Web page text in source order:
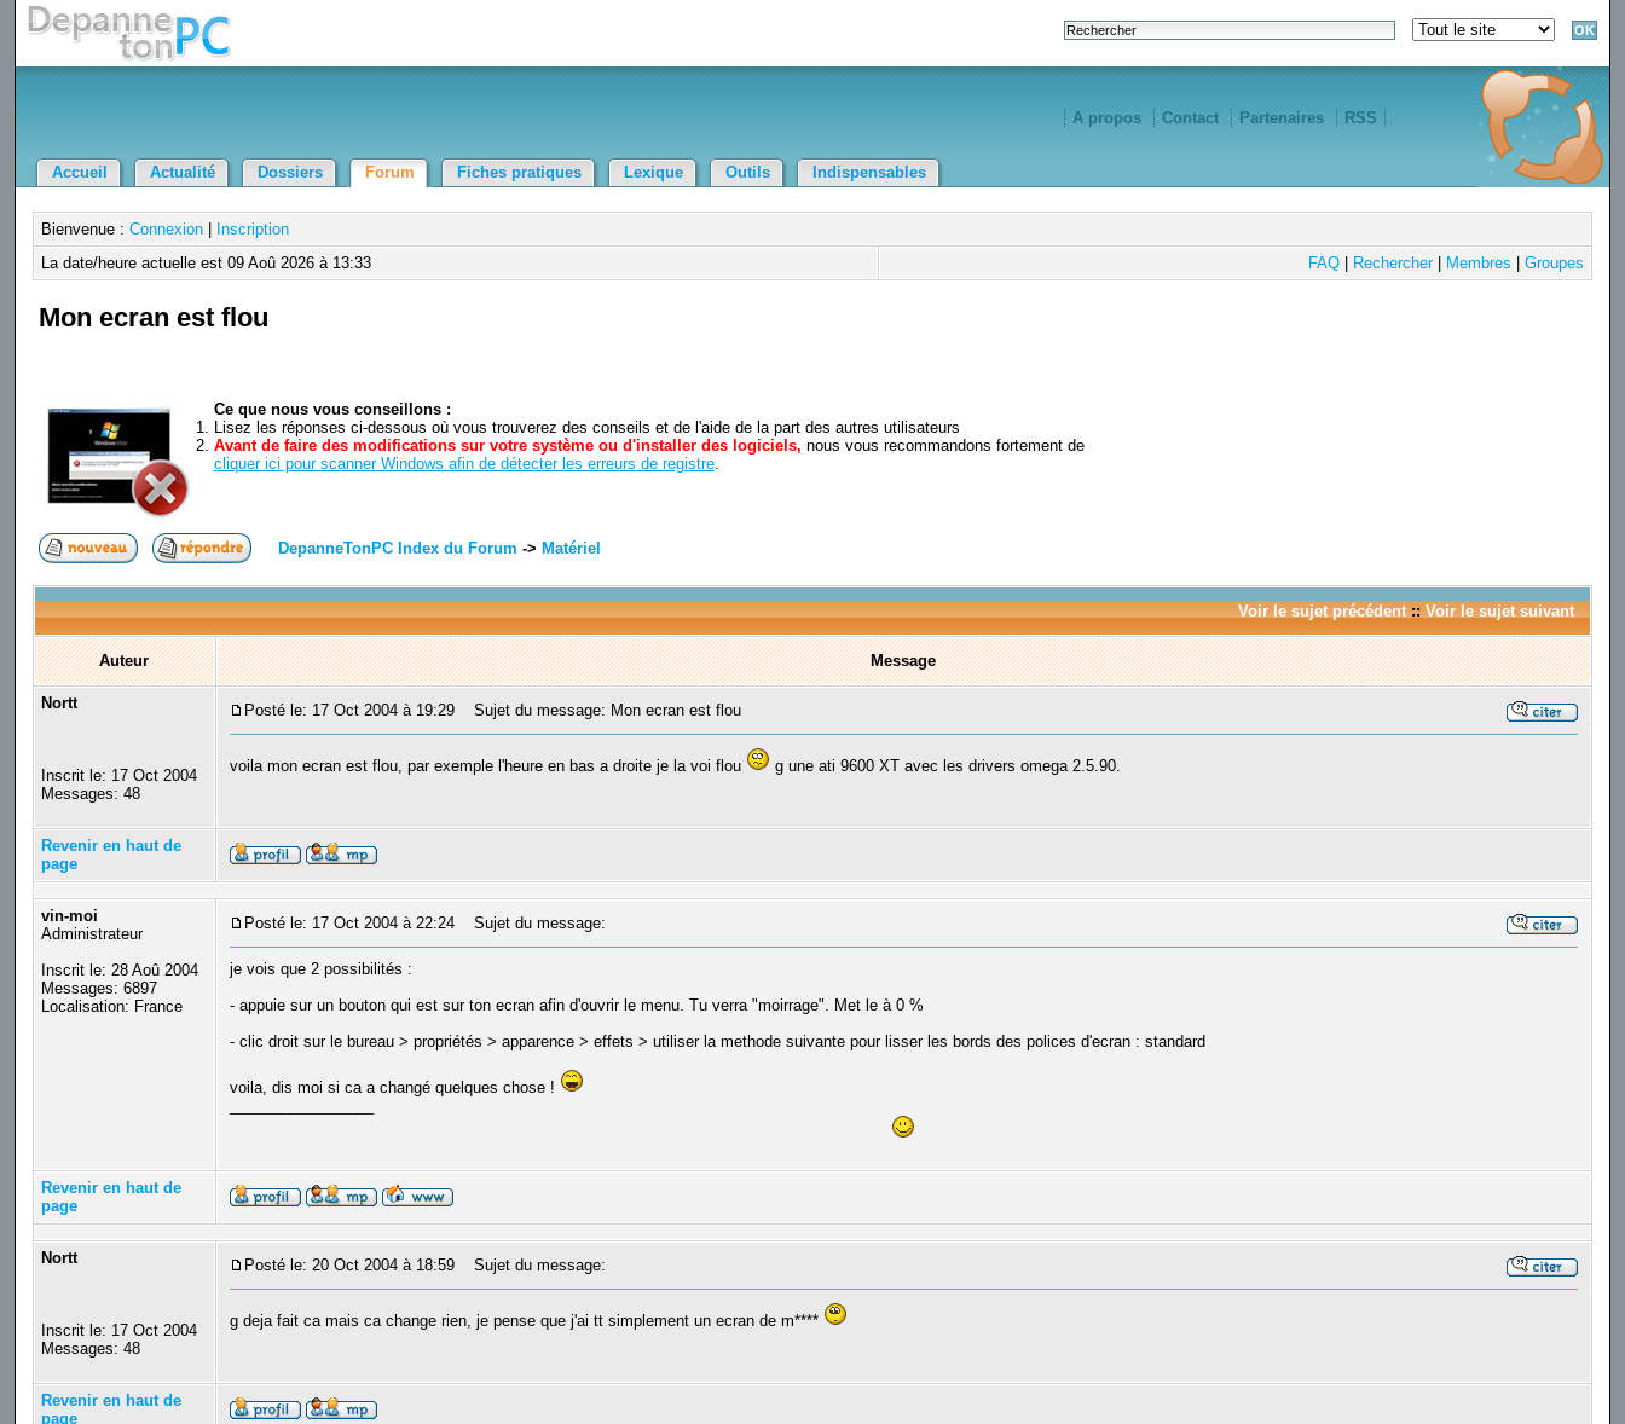
A propos Contact Partenaires RSS
Accueil Actualité Dossiers Forum Fiches pratiques Lexique Outils Indispensables
Bienvenue : Connexion|
Inscription
La date/heure actuelle est 09 Aoû 2026 à 13:33
FAQ| Rechercher| Membres Groupes
Mon ecran est flou
Ce que nous vous conseillons :
Lisez les réponses ci-dessous où vous trouverez des conseils et de l'aide de la part des autres utilisateurs
Avant de faire des modifications sur votre système ou d'installer des logiciels, nous vous recommandons fortement de
cliquer ici pour scanner Windows afin de détecter les erreurs de registre.
DepanneTonPC Index du Forum -> Matériel
Voir le sujet précédent:: Voir le sujet suivant
Auteur Message
Nortt
Inscrit le: 17 Oct 2004
Messages: 48
Posté le: 17 Oct 2004 à 19:29 Sujet du message: Mon ecran est flou
voila mon ecran est flou, par exemple l'heure en bas a droite je la voi flou g une ati 9600 XT avec les drivers omega 2.5.90.
Revenir en haut de
page
vin-moi
Administrateur
Inscrit le: 28 Aoû 2004
Messages: 6897
Localisation: France
Posté le: 17 Oct 2004 à 22:24 Sujet du message:
je vois que 2 possibilités :
- appuie sur un bouton qui est sur ton ecran afin d'ouvrir le menu. Tu verra "moirrage". Met le à 0 %
- clic droit sur le bureau > propriétés > apparence > effets > utiliser la methode suivante pour lisser les bords des polices d'ecran : standard
voila, dis moi si ca a changé quelques chose !
Revenir en haut de
page
Nortt
Inscrit le: 17 Oct 2004
Messages: 48
Posté le: 20 Oct 2004 à 18:59 Sujet du message:
g deja fait ca mais ca change rien, je pense que j'ai tt simplement un ecran de m****
Revenir en haut de
page